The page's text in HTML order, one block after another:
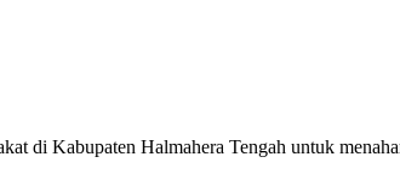
di Kabupaten Halmahera Tengah untuk